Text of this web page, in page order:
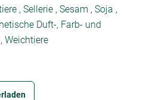
, Sellerie , Sesam , Soja ,
Duft-, Farb- und
Weichtiere